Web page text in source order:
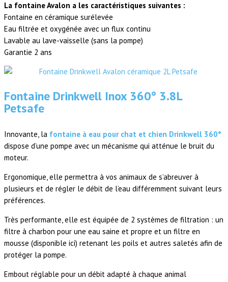
La fontaine Avalon a les caractéristiques suivantes :
Fontaine en céramique surélevée
Eau filtrée et oxygénée avec un flux continu
Lavable au lave-vaisselle (sans la pompe)
Garantie 2 ans
Fontaine Drinkwell Inox 360° 3.8L
Petsafe
Innovante, la fontaine à eau pour chat et chien Drinkwell 360°
dispose d’une pompe avec un mécanisme qui atténue le bruit du
moteur.
Ergonomique, elle permettra à vos animaux de s’abreuver à
plusieurs et de régler le débit de l’eau différemment suivant leurs
préférences.
Très performante, elle est équipée de 2 systèmes de filtration : un
filtre à charbon pour une eau saine et propre et un filtre en
mousse (disponible ici) retenant les poils et autres saletés afin de
protéger la pompe.
Embout réglable pour un débit adapté à chaque animal